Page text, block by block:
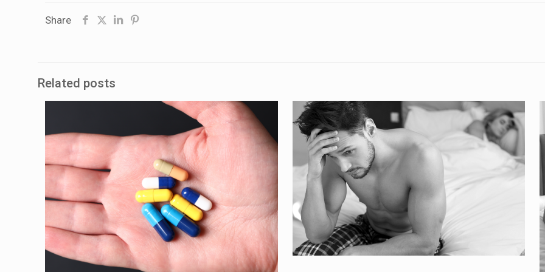
Share
Related posts